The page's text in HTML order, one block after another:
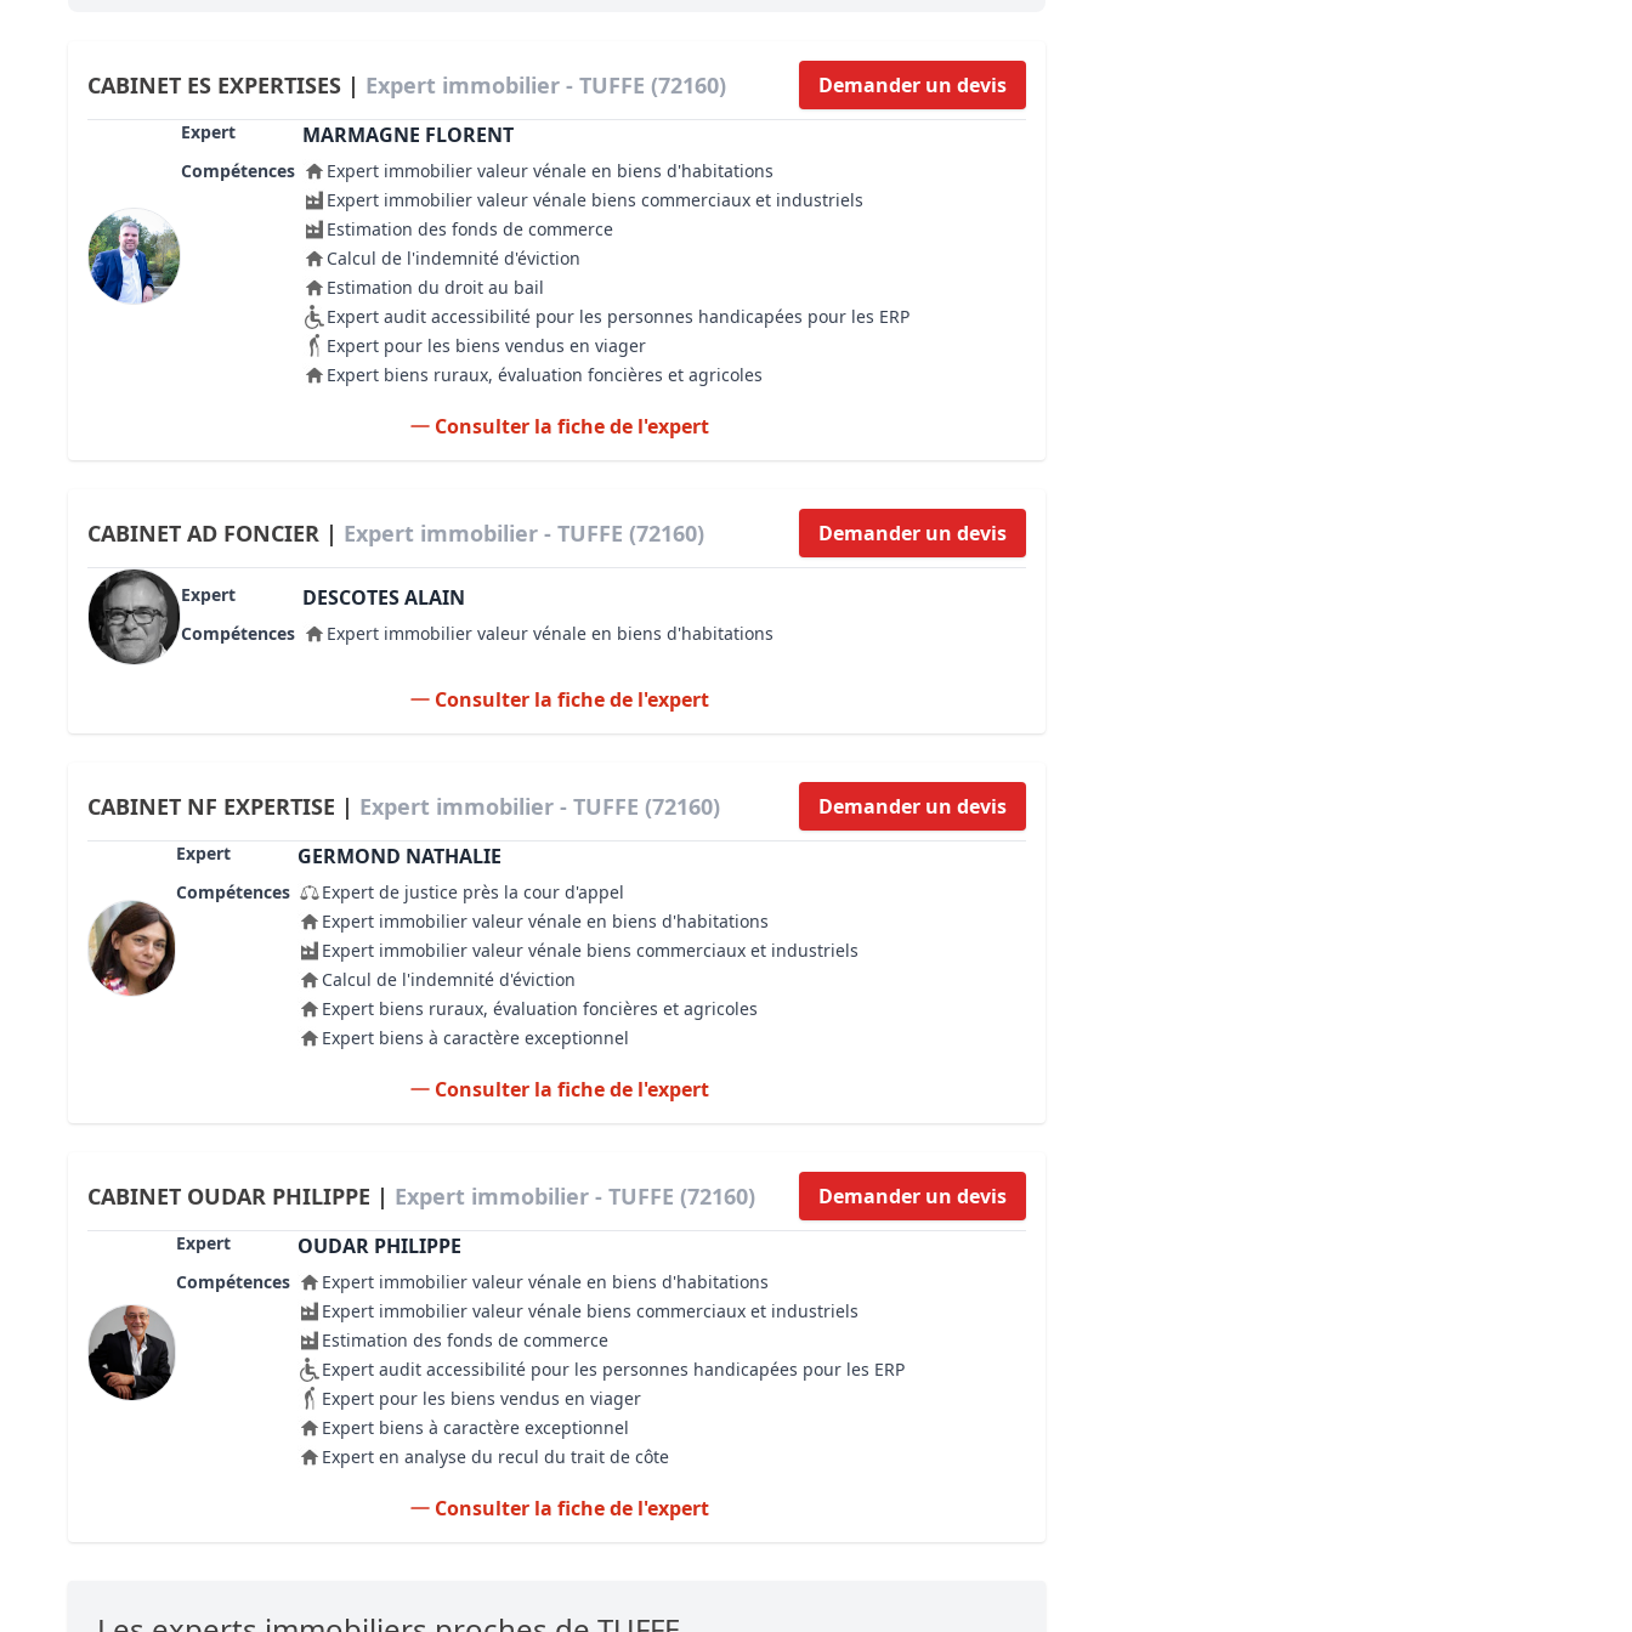
Règles d’urbanisme
Pathologies des bâtiments
Lecture et compréhension d’un Plan Local d’Urbanisme (PLU)
Droit de l'environnement et de l'immobilier
Estimer le droit au bail
Développer et organiser l'activité de Syndic
Biens d’exception, belles demeures, châteaux et traits de côte
Expertise pré-achat
CABINET ES EXPERTISES | Expert immobilier - TUFFE (72160) Demander un devis
Expert MARMAGNE FLORENT
Compétences
Expert immobilier valeur vénale en biens d'habitations
Expert immobilier valeur vénale biens commerciaux et industriels
Estimation des fonds de commerce
Calcul de l'indemnité d'éviction
Estimation du droit au bail
Expert audit accessibilité pour les personnes handicapées pour les ERP
Expert pour les biens vendus en viager
Expert biens ruraux, évaluation foncières et agricoles
Consulter la fiche de l'expert
CABINET AD FONCIER | Expert immobilier - TUFFE (72160) Demander un devis
Expert DESCOTES ALAIN
Compétences Expert immobilier valeur vénale en biens d'habitations
Consulter la fiche de l'expert
CABINET NF EXPERTISE | Expert immobilier - TUFFE (72160) Demander un devis
Expert GERMOND NATHALIE
Compétences
Expert de justice près la cour d'appel
Expert immobilier valeur vénale en biens d'habitations
Expert immobilier valeur vénale biens commerciaux et industriels
Calcul de l'indemnité d'éviction
Expert biens ruraux, évaluation foncières et agricoles
Expert biens à caractère exceptionnel
Consulter la fiche de l'expert
CABINET OUDAR PHILIPPE | Expert immobilier - TUFFE (72160) Demander un devis
Expert OUDAR PHILIPPE
Compétences
Expert immobilier valeur vénale en biens d'habitations
Expert immobilier valeur vénale biens commerciaux et industriels
Estimation des fonds de commerce
Expert audit accessibilité pour les personnes handicapées pour les ERP
Expert pour les biens vendus en viager
Expert biens à caractère exceptionnel
Expert en analyse du recul du trait de côte
Consulter la fiche de l'expert